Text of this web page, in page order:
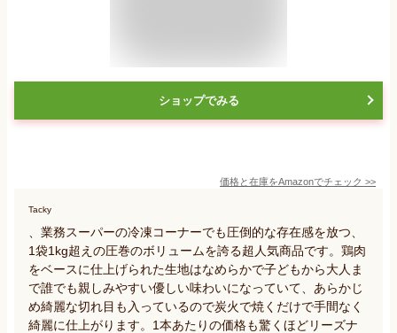
ショップでみる
価格と在庫をAmazonでチェック >>
Tacky
、業務スーパーの冷凍コーナーでも圧倒的な存在感を放つ、
1袋1kg超えの圧巻のボリュームを誇る超人気商品です。鶏肉
をベースに仕上げられた生地はなめらかで子どもから大人ま
で誰でも親しみやすい優しい味わいになっていて、あらかじ
め綺麗な切れ目も入っているので炭火で焼くだけで手間なく
綺麗に仕上がります。1本あたりの価格も驚くほどリーズナ